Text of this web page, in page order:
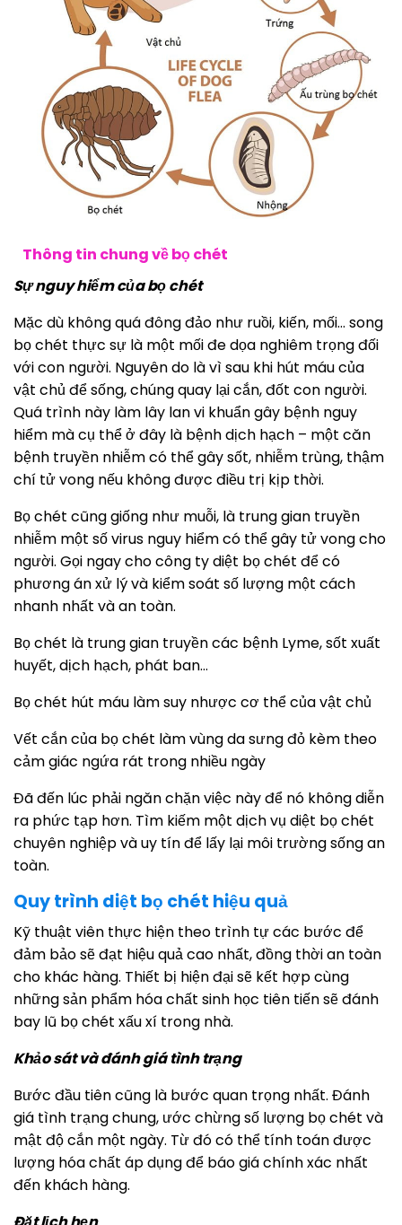
Thông tin chung về bọ chét
Sự nguy hiểm của bọ chét
Mặc dù không quá đông đảo như ruồi, kiến, mối… song
bọ chét thực sự là một mối đe dọa nghiêm trọng đối
với con người. Nguyên do là vì sau khi hút máu của
vật chủ để sống, chúng quay lại cắn, đốt con người.
Quá trình này làm lây lan vi khuẩn gây bệnh nguy
hiểm mà cụ thể ở đây là bệnh dịch hạch – một căn
bệnh truyền nhiễm có thể gây sốt, nhiễm trùng, thậm
chí tử vong nếu không được điều trị kịp thời.
Bọ chét cũng giống như muỗi, là trung gian truyền
nhiễm một số virus nguy hiểm có thể gây tử vong cho
người. Gọi ngay cho công ty diệt bọ chét để có
phương án xử lý và kiểm soát số lượng một cách
nhanh nhất và an toàn.
Bọ chét là trung gian truyền các bệnh Lyme, sốt xuất
huyết, dịch hạch, phát ban…
Bọ chét hút máu làm suy nhược cơ thể của vật chủ
Vết cắn của bọ chét làm vùng da sưng đỏ kèm theo
cảm giác ngứa rát trong nhiều ngày
Đã đến lúc phải ngăn chặn việc này để nó không diễn
ra phức tạp hơn. Tìm kiếm một dịch vụ diệt bọ chét
chuyên nghiệp và uy tín để lấy lại môi trường sống an
toàn.
Quy trình diệt bọ chét hiệu quả
Kỹ thuật viên thực hiện theo trình tự các bước để
đảm bảo sẽ đạt hiệu quả cao nhất, đồng thời an toàn
cho khác hàng. Thiết bị hiện đại sẽ kết hợp cùng
những sản phẩm hóa chất sinh học tiên tiến sẽ đánh
bay lũ bọ chét xấu xí trong nhà.
Khảo sát và đánh giá tình trạng
Bước đầu tiên cũng là bước quan trọng nhất. Đánh
giá tình trạng chung, ước chừng số lượng bọ chét và
mật độ cắn một ngày. Từ đó có thể tính toán được
lượng hóa chất áp dụng để báo giá chính xác nhất
đến khách hàng.